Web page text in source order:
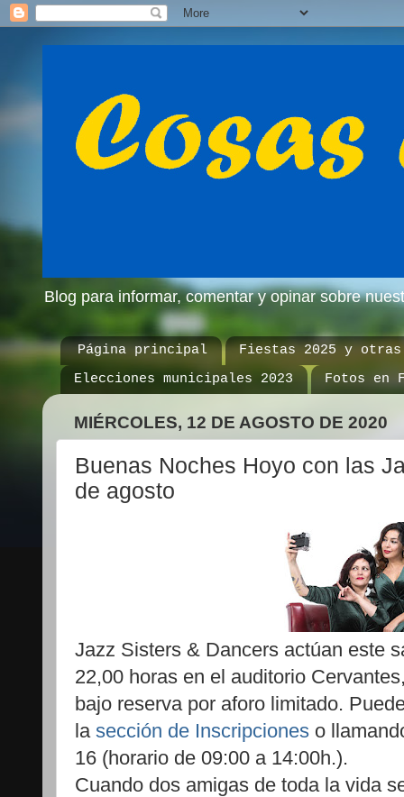
Blog para informar, comentar y opinar sobre
Página principal
Fiestas 2025 y otras
Elecciones municipales 2023
Fotos en
MIÉRCOLES, 12 DE AGOSTO DE 2020
Buenas Noches Hoyo con las
de agosto
Jazz Sisters & Dancers actúan este
22,00 horas en el auditorio
bajo reserva por aforo limitado.
la sección de Inscripciones o
16 (horario de 09:00 a 14:00h.).
Cuando dos amigas de toda la vida